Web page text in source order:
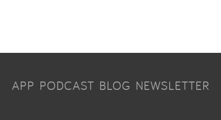
APP PODCAST BLOG NEWSLETTER